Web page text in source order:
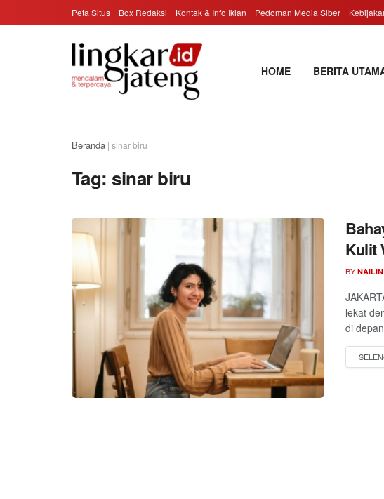
Peta Situs Box Redaksi Kontak & Info Iklan Pedoman Media Siber
HOME BERITA
Beranda | sinar biru
Tag: sinar biru
Kulit
BY
lekat
di